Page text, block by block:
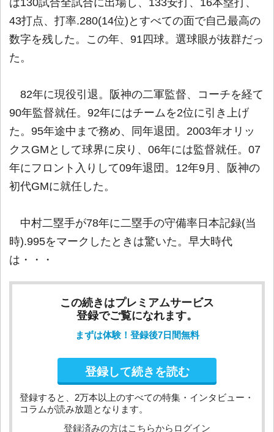
は130試合全試合に出場し、133安打、16本塁打、
43打点、打率.280(14位)とすべての面で自己最高の
数字を残した。この年、91四球。選球眼が抜群だっ
た。
82年に現役引退。阪神の二軍監督、コーチを経て
90年監督就任。92年にはチームを2位に引き上げ
た。95年途中まで務め、同年退団。2003年オリッ
クスGMとして球界に戻り、06年には監督就任。07
年にフロント入りして09年退団。12年9月、阪神の
初代GMに就任した。
中村二塁手が78年に二塁手の守備率日本記録(当
時).995をマークしたときは驚いた。早大時代
は・・・
この続きはプレミアムサービス
登録でご覧になれます。
まずは体験！登録後7日間無料
登録して続きを読む
登録すると、2万本以上のすべての特集・インタビュー・
コラムが読み放題となります。
登録済みの方はこちらからログイン